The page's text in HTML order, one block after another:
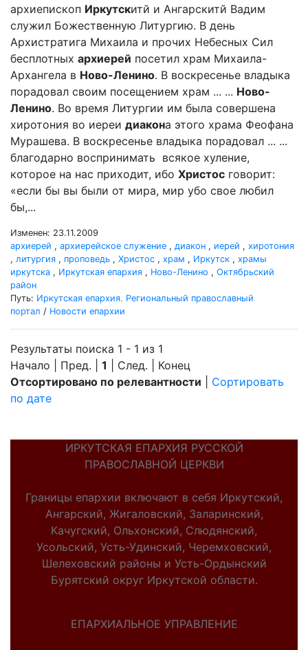
архиепископ Иркутскитй и Ангарскитй Вадим
служил Божественную Литургию. В день
Архистратига Михаила и прочих Небесных Сил
бесплотных архиерей посетил храм Михаила-
Архангела в Ново-Ленино. В воскресенье владыка
порадовал своим посещением храм ... ... Ново-
Ленино. Во время Литургии им была совершена
хиротония во иереи диакона этого храма Феофана
Мурашева. В воскресенье владыка порадовал ... ...
благодарно воспринимать всякое хуление,
которое на нас приходит, ибо Христос говорит:
«если бы вы были от мира, мир убо свое любил
бы,...
Изменен: 23.11.2009
архиерей , архиерейское служение , диакон , иерей , хиротония
, литургия , проповедь , Христос , храм , Иркутск , храмы
иркутска , Иркутская епархия , Ново-Ленино , Октябрьский
район
Путь: Иркутская епархия. Региональный православный
портал / Новости епархии
Результаты поиска 1 - 1 из 1
Начало | Пред. | 1 | След. | Конец
Отсортировано по релевантности
Сортировать
по дате
ИРКУТСКАЯ ЕПАРХИЯ РУССКОЙ
ПРАВОСЛАВНОЙ ЦЕРКВИ
Границы епархии включают в себя Иркутский,
Ангарский, Жигаловский, Заларинский,
Качугский, Ольхонский, Слюдянский,
Усольский, Усть-Удинский, Черемховский,
Шелеховский районы и Усть-Ордынский
Бурятский округ Иркутской области.
ЕПАРХИАЛЬНОЕ УПРАВЛЕНИЕ